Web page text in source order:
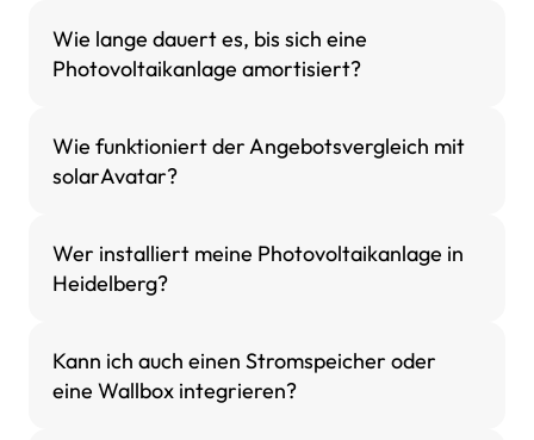
Wie lange dauert es, bis sich eine
Photovoltaikanlage amortisiert?
Wie funktioniert der Angebotsvergleich mit
solarAvatar?
Wer installiert meine Photovoltaikanlage in
Heidelberg?
Kann ich auch einen Stromspeicher oder
eine Wallbox integrieren?